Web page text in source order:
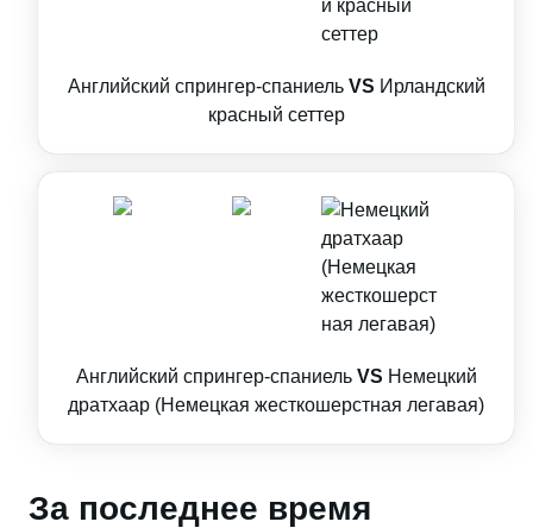
Английский спрингер-спаниель VS Ирландский
красный сеттер
Английский спрингер-спаниель VS Немецкий
дратхаар (Немецкая жесткошерстная легавая)
За последнее время